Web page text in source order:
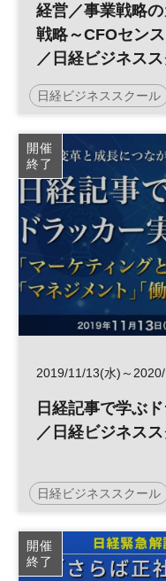
経営／事業戦略
戦略～CFOセン
／日経ビジネス
日経ビジネススクール
開催
終了
2019/11/13(水)～
日経記事で学ぶ
／日経ビジネス
日経ビジネススクール
マーケティング
ド
開催
終了